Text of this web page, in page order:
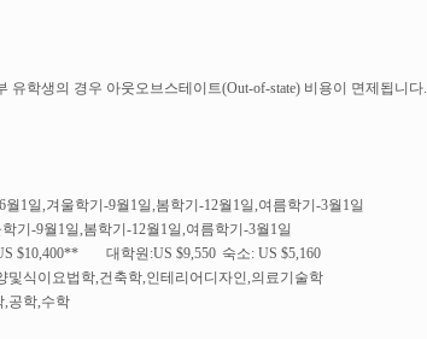
유학생의 경우 아웃오브스테이트(Out-of-state) 비용이 면제됩니다.
월1일,겨울학기-9월1일,봄학기-12월1일,여름학기-3월1일
기-9월1일,봄학기-12월1일,여름학기-3월1일
$10,400** 대학원:US $9,550 숙소: US $5,160
및식이요법학,건축학,인테리어디자인,의료기술학
,공학,수학